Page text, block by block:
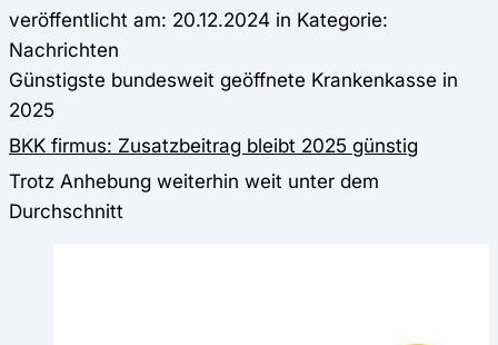
veröffentlicht am: 20.12.2024 in Kategorie:
Nachrichten
Günstigste bundesweit geöffnete Krankenkasse in
2025
BKK firmus: Zusatzbeitrag bleibt 2025 günstig
Trotz Anhebung weiterhin weit unter dem
Durchschnitt